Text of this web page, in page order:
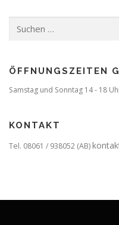
nach:
ÖFFNUNGSZEITEN
Samstag und Sonntag 14 - 18
KONTAKT
Tel. 08061 / 938052 (AB)